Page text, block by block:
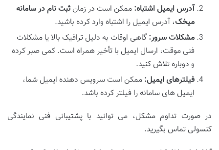
آدرس ایمیل اشتباه: ممکن است در زمان ثبت نام در سامانه
میخک، آدرس ایمیل را اشتباه وارد کرده باشید.
مشکلات سرور: گاهی اوقات به دلیل ترافیک بالا یا مشکلات
فنی موقت، ارسال ایمیل با تأخیر همراه است. کمی صبر کرده
و دوباره تلاش کنید.
فیلترهای ایمیل: ممکن است سرویس دهنده ایمیل شما،
ایمیل های سامانه را فیلتر کرده باشد.
در صورت تداوم مشکل، می توانید با پشتیبانی فنی نمایندگی
کنسولی تماس بگیرید.